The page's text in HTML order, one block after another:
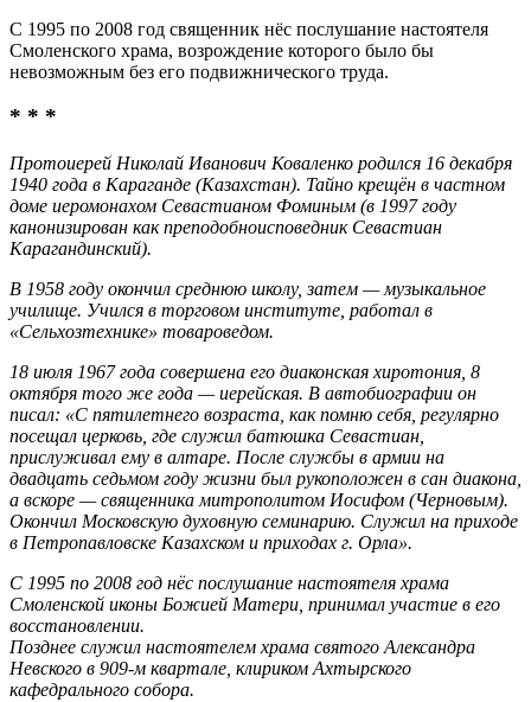
С 1995 по 2008 год священник нёс послушание настоятеля
Смоленского храма, возрождение которого было бы
невозможным без его подвижнического труда.
* * *
Протоиерей Николай Иванович Коваленко родился 16 декабря
1940 года в Караганде (Казахстан). Тайно крещён в частном
доме иеромонахом Севастианом Фоминым (в 1997 году
канонизирован как преподобноисповедник Севастиан
Карагандинский).
В 1958 году окончил среднюю школу, затем — музыкальное
училище. Учился в торговом институте, работал в
«Сельхозтехнике» товароведом.
18 июля 1967 года совершена его диаконская хиротония, 8
октября того же года — иерейская. В автобиографии он
писал: «С пятилетнего возраста, как помню себя, регулярно
посещал церковь, где служил батюшка Севастиан,
прислуживал ему в алтаре. После службы в армии на
двадцать седьмом году жизни был рукоположен в сан диакона,
а вскоре — священника митрополитом Иосифом (Черновым).
Окончил Московскую духовную семинарию. Служил на приходе
в Петропавловске Казахском и приходах г. Орла».
С 1995 по 2008 год нёс послушание настоятеля храма
Смоленской иконы Божией Матери, принимал участие в его
восстановлении.
Позднее служил настоятелем храма святого Александра
Невского в 909-м квартале, клириком Ахтырского
кафедрального собора.